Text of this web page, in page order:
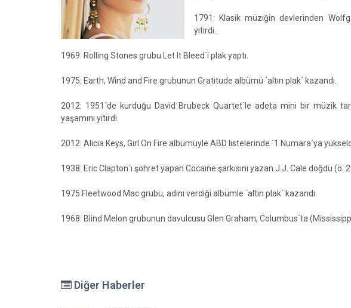
1791: Klasik müziğin devlerinden
yitirdi..
1969: Rolling Stones grubu Let It Bleed´i plak yaptı.
1975: Earth, Wind and Fire grubunun Gratitude albümü ´altın plak´ kazandı.
2012: 1951´de kurduğu David Brubeck Quartet´le adeta mini bir müzik
yaşamını yitirdi.
2012: Alicia Keys, Girl On Fire albümüyle ABD listelerinde ´1 Numara´ya
1938: Eric Clapton´ı şöhret yapan Cocaine şarkısını yazan J.J. Cale doğdu (ö.
1975 Fleetwood Mac grubu, adını verdiği albümle ´altın plak´ kazandı.
1968: Blind Melon grubunun davulcusu Glen Graham, Columbus´ta
Diğer Haberler